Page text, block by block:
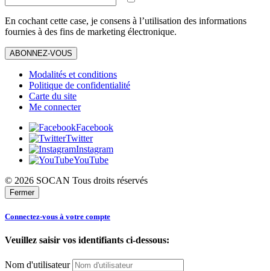
En cochant cette case, je consens à l’utilisation des informations
fournies à des fins de marketing électronique.
ABONNEZ-VOUS
Modalités et conditions
Politique de confidentialité
Carte du site
Me connecter
Facebook
Twitter
Instagram
YouTube
© 2026 SOCAN Tous droits réservés
Fermer
Connectez-vous à votre compte
Veuillez saisir vos identifiants ci-dessous:
Nom d'utilisateur